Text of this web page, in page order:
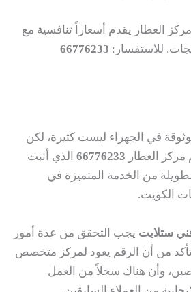
مركز العطار يقدم أسعاراً تنافسية مع
للاستفسار: 66776233
في الجهراء ليست كثيرة، لكن
مركز العطار 66776233 الذي أثبت
من الخدمة المتميزة في
الكويت.
ستلايت يجب التحقق من عدة أمور
من أن الرقم يعود لمركز متخصص
وأن هناك سجلاً من العمل